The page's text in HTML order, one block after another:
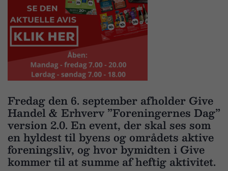
Fredag den 6. september afholder Give
Handel & Erhverv ”Foreningernes Dag”
version 2.0. En event, der skal ses som
en hyldest til byens og områdets aktive
foreningsliv, og hvor bymidten i Give
kommer til at summe af heftig aktivitet.